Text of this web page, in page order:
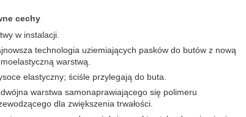
cechy
w instalacji.
technologia uziemiających pasków do butów z nową
warstwą.
elastyczny; ściśle przylegają do buta.
warstwa samonaprawiającego się polimeru
dla zwiększenia trwałości.